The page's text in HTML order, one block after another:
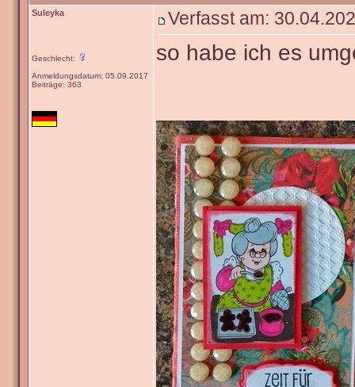
Suleyka
Geschlecht:
Anmeldungsdatum: 05.09.2017
Beiträge: 363
Verfasst am:
so habe ich es